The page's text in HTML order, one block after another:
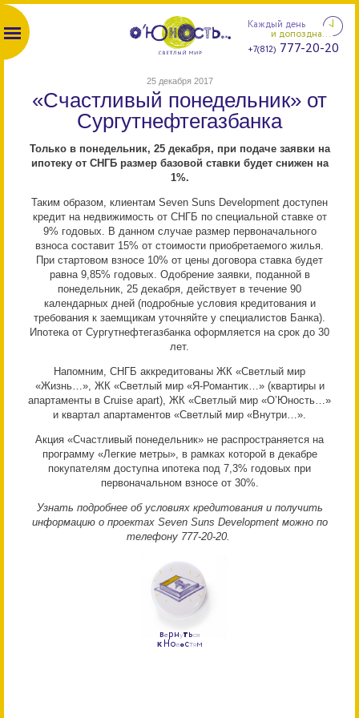
Каждый день
и допоздна...
+7(812) 777-20-20
25 декабря 2017
«Счастливый понедельник» от
Сургутнефтегазбанка
Только в понедельник, 25 декабря, при подаче заявки на
ипотеку от СНГБ размер базовой ставки будет снижен на
1%.
Таким образом, клиентам Seven Suns Development доступен
кредит на недвижимость от СНГБ по специальной ставке от
9% годовых. В данном случае размер первоначального
взноса составит 15% от стоимости приобретаемого жилья.
При стартовом взносе 10% от цены договора ставка будет
равна 9,85% годовых. Одобрение заявки, поданной в
понедельник, 25 декабря, действует в течение 90
календарных дней (подробные условия кредитования и
требования к заемщикам уточняйте у специалистов Банка).
Ипотека от Сургутнефтегазбанка оформляется на срок до 30
лет.
Напомним, СНГБ аккредитованы ЖК «Светлый мир
«Жизнь…», ЖК «Светлый мир «Я-Романтик…» (квартиры и
апартаменты в Cruise apart), ЖК «Светлый мир «О’Юность…»
и квартал апартаментов «Светлый мир «Внутри…».
Акция «Счастливый понедельник» не распространяется на
программу «Легкие метры», в рамках которой в декабре
покупателям доступна ипотека под 7,3% годовых при
первоначальном взносе от 30%.
Узнать подробнее об условиях кредитования и получить
информацию о проектах Seven Suns Development можно по
телефону 777-20-20.
Вернуться
к Новостям